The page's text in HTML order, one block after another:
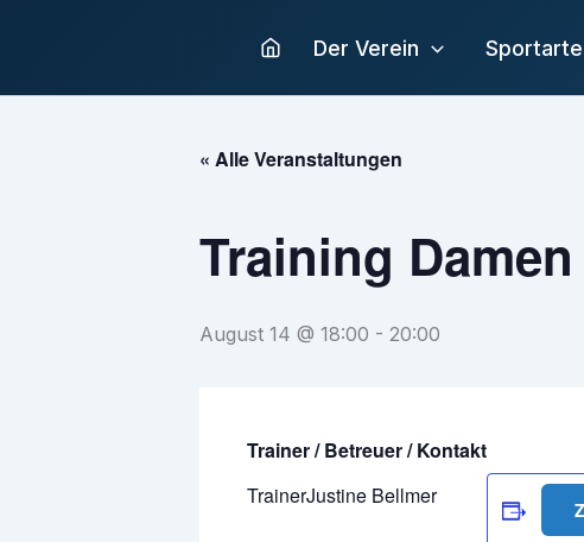
Der Verein
« Alle Veranstaltungen
Training Damen
August 14 @ 18:00 - 20:00
Trainer / Betreuer / Kontakt
TrainerJustine Bellmer